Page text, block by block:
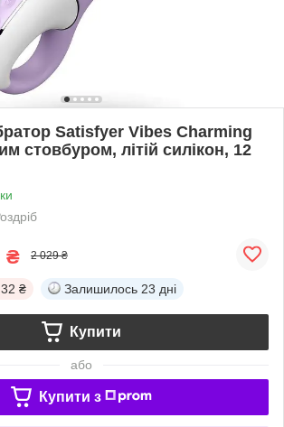
Satisfyer Vibes Charming
стовбуром, літій силікон, 12
₴ 2 029 ₴
₴ Залишилось 23 дні
Купити
або
Купити з